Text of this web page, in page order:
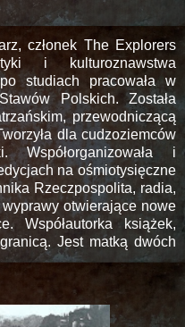
członek The Explorers
i kulturoznawstwa
studiach pracowała w
Polskich. Została
przewodniczącą
dla cudzoziemców
Współorganizowała i
na ośmiotysięczne
Rzeczpospolita, radia,
wyprawy otwierające nowe
Współautorka książek,
Jest matką dwóch